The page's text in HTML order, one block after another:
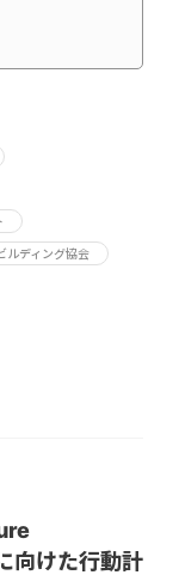
ルディング協会
向けた行動計